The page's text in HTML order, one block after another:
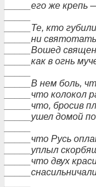
_____его же крепь
_____Те, кто
_____ни
_____Вошед
_____как в огнь
_____В нем боль,
_____что колокол
_____что, бросив
_____ушел домой
_____что Русь
_____уплыл
_____что двух